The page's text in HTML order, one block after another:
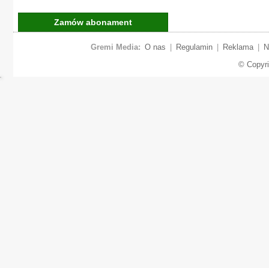
Zamów abonament
Gremi Media: O nas Regulamin Reklama
©